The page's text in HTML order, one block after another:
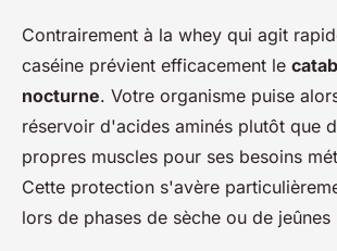
Contrairement à la whey qui agit
caséine prévient efficacement le
nocturne. Votre organisme puise
réservoir d'acides aminés plutôt que
propres muscles pour ses besoins
Cette protection s'avère
lors de phases de sèche ou de